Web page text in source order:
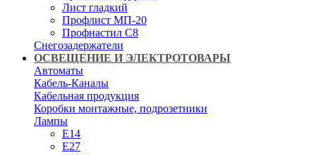
Лист гладкий
Профлист МП-20
Профнастил С8
Снегозадержатели
ОСВЕЩЕНИЕ И ЭЛЕКТРОТОВАРЫ
Автоматы
Кабель-Каналы
Кабельная продукция
Коробки монтажные, подрозетники
Лампы
E14
E27